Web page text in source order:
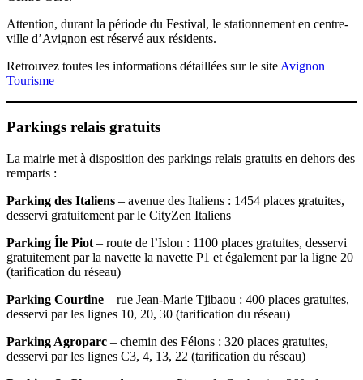
Attention, durant la période du Festival, le stationnement en centre-
ville d’Avignon est réservé aux résidents.
Retrouvez toutes les informations détaillées sur le siteAvignon
Tourisme
Parkings relais gratuits
La mairie met à disposition des parkings relais gratuits en dehors des
remparts :
Parking des Italiens – avenue des Italiens : 1454 places gratuites,
desservi gratuitement par le CityZen Italiens
Parking Île Piot – route de l’Islon : 1100 places gratuites, desservi
gratuitement par la navette la navette P1 et également par la ligne 20
(tarification du réseau)
Parking Courtine – rue Jean-Marie Tjibaou : 400 places gratuites,
desservi par les lignes 10, 20, 30 (tarification du réseau)
Parking Agroparc – chemin des Félons : 320 places gratuites,
desservi par les lignes C3, 4, 13, 22 (tarification du réseau)